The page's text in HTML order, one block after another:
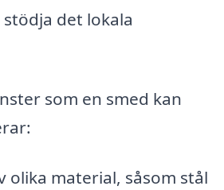
det lokala
som en smed kan
olika material, såsom stål